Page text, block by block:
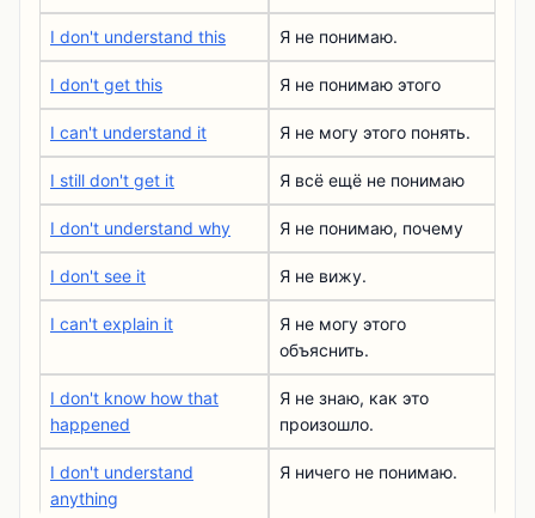
I don't understand this Я не понимаю.
I don't get this Я не понимаю этого
I can't understand it Я не могу этого понять.
I still don't get it Я всё ещё не понимаю
I don't understand why Я не понимаю, почему
I don't see it Я не вижу.
I can't explain it
Я не могу этого
объяснить.
I don't know how that
happened
Я не знаю, как это
произошло.
I don't understand
anything
Я ничего не понимаю.